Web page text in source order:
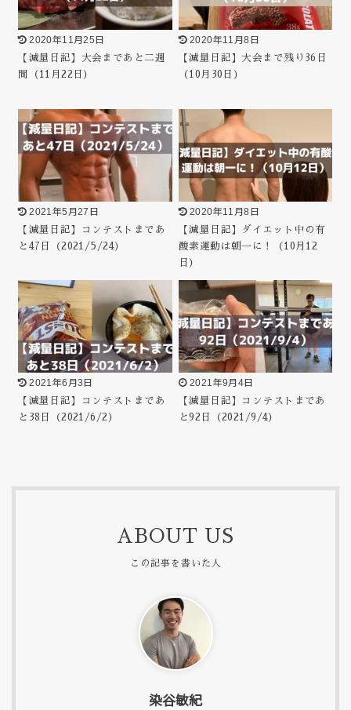
2020年11月25日
【減量日記】大会まであと二週
間（11月22日）
2020年11月8日
【減量日記】大会まで残り36日
（10月30日）
2021年5月27日
【減量日記】コンテストまであ
と47日（2021/5/24）
2020年11月8日
【減量日記】ダイエット中の有
酸素運動は朝一に！（10月12
日）
2021年6月3日
【減量日記】コンテストまであ
と38日（2021/6/2）
2021年9月4日
【減量日記】コンテストまであ
と92日（2021/9/4）
ABOUT US
染谷敏紀